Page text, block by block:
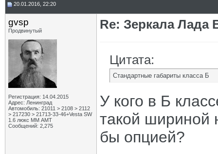
20.01.2016, 22:20
gvsp
Продвинутый
Регистрация: 14.04.2015
Адрес: Ленинград
Автомобиль: 21011 > 2108 > 2112
> 217230 > 21713-33-46+Vesta SW
1.6 люкс ММ АМТ
Сообщений: 2,275
Re: Зеркала Лада
Цитата:
Стандартные габариты класса Б
У кого в Б
такой шириной
бы опцией?